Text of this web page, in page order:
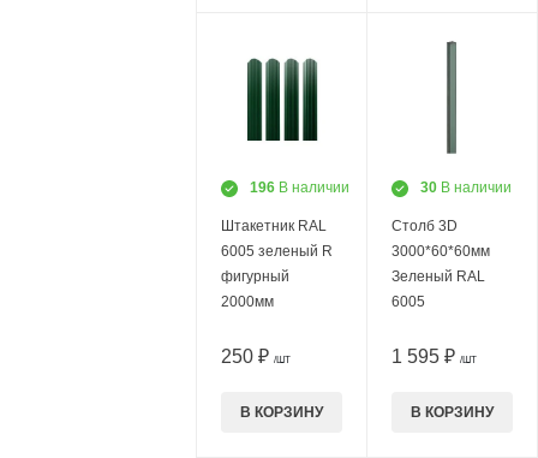
196 В наличии
Штакетник RAL
6005 зеленый R
фигурный
2000мм
250 ₽ /ШТ
В КОРЗИНУ
30 В наличии
Столб 3D
3000*60*60мм
Зеленый RAL
6005
1 595 ₽ /ШТ
В КОРЗИНУ